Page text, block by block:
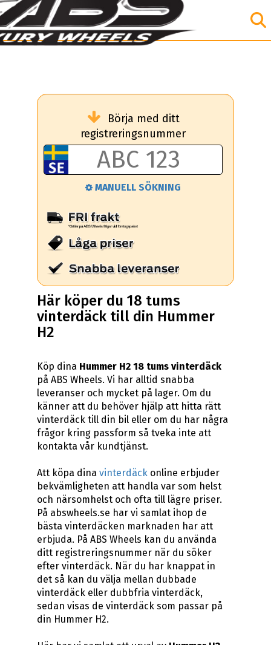
Börja med ditt
registreringsnummer
MANUELL SÖKNING
Här köper du 18 tums
vinterdäck till din Hummer
H2
Köp dina Hummer H2 18 tums vinterdäck
på ABS Wheels. Vi har alltid snabba
leveranser och mycket på lager. Om du
känner att du behöver hjälp att hitta rätt
vinterdäck till din bil eller om du har några
frågor kring passform så tveka inte att
kontakta vår kundtjänst.
Att köpa dina vinterdäckonline erbjuder
bekvämligheten att handla var som helst
och närsomhelst och ofta till lägre priser.
På abswheels.se har vi samlat ihop de
bästa vinterdäcken marknaden har att
erbjuda. På ABS Wheels kan du använda
ditt registreringsnummer när du söker
efter vinterdäck. När du har knappat in
det så kan du välja mellan dubbade
vinterdäck eller dubbfria vinterdäck,
sedan visas de vinterdäck som passar på
din Hummer H2.